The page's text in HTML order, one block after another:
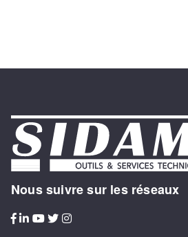
Nous suivre sur les réseaux